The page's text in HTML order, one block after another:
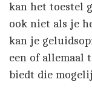
kan het toestel
ook niet als je
kan je
een of allemaal
biedt die